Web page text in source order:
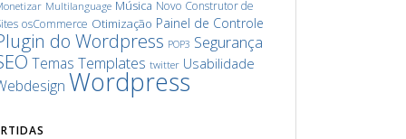
Multilanguage Música Novo Construtor de
osCommerce Otimização Painel de Controle
do Wordpress POP3 Segurança
Temas Templates twitter Usabilidade
Wordpress